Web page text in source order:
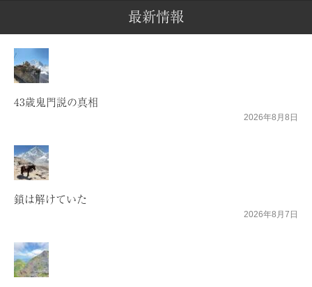
最新情報
43歳鬼門説の真相
2026年8月8日
鎖は解けていた
2026年8月7日